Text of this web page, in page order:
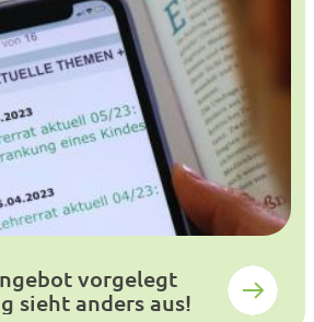
vorgelegt
sieht anders aus!